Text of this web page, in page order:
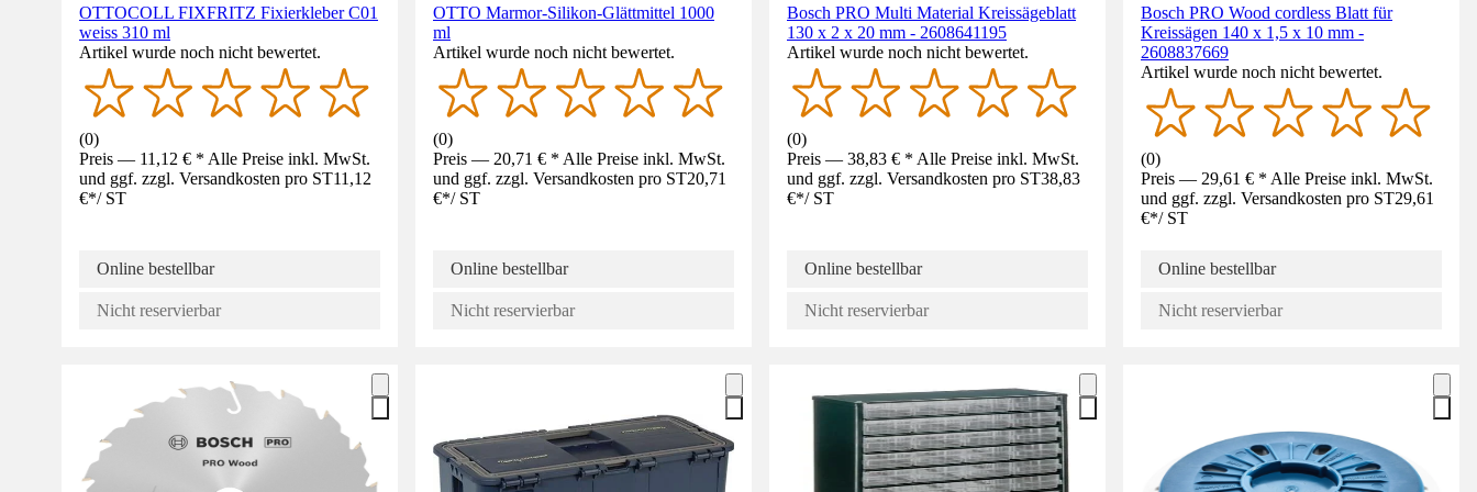
OTTOCOLL FIXFRITZ Fixierkleber C01
weiss 310 ml
Artikel wurde noch nicht bewertet.
(0)
Preis — 11,12 € * Alle Preise inkl. MwSt.
und ggf. zzgl. Versandkosten pro ST11,12
€*/ ST
Online bestellbar
Nicht reservierbar
OTTO Marmor-Silikon-Glättmittel 1000
ml
Artikel wurde noch nicht bewertet.
(0)
Preis — 20,71 € * Alle Preise inkl. MwSt.
und ggf. zzgl. Versandkosten pro ST20,71
€*/ ST
Online bestellbar
Nicht reservierbar
Bosch PRO Multi Material Kreissägeblatt
130 x 2 x 20 mm - 2608641195
Artikel wurde noch nicht bewertet.
(0)
Preis — 38,83 € * Alle Preise inkl. MwSt.
und ggf. zzgl. Versandkosten pro ST38,83
€*/ ST
Online bestellbar
Nicht reservierbar
Bosch PRO Wood cordless Blatt für
Kreissägen 140 x 1,5 x 10 mm -
2608837669
Artikel wurde noch nicht bewertet.
(0)
Preis — 29,61 € * Alle Preise inkl. MwSt.
und ggf. zzgl. Versandkosten pro ST29,61
€*/ ST
Online bestellbar
Nicht reservierbar